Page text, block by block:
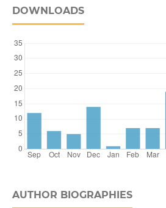
DOWNLOADS
AUTHOR BIOGRAPHIES